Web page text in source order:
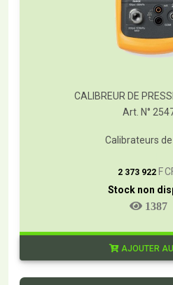
CALIBREUR DE
Art. N°
Calibrateurs
2 373 922 F
Stock non
1387
AJOUTER